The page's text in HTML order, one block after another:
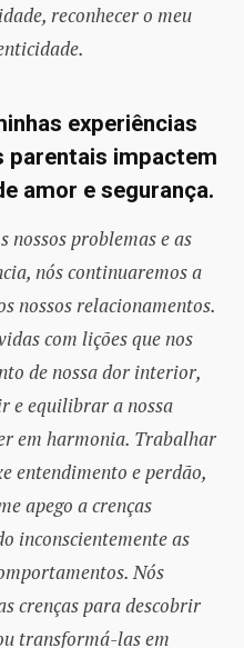
reconhecer o meu
experiências
parentais impactem
amor e segurança.
nossos problemas e as
nós continuaremos a
nossos relacionamentos.
com lições que nos
de nossa dor interior,
e equilibrar a nossa
em harmonia. Trabalhar
entendimento e perdão,
apego a crenças
inconscientemente as
Nós
crenças para descobrir
transformá-las em